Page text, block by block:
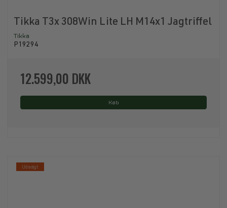
Tikka T3x 308Win Lite LH M14x1 Jagtriffel
Tikka
P19294
12.599,00 DKK
Køb
Udsolgt